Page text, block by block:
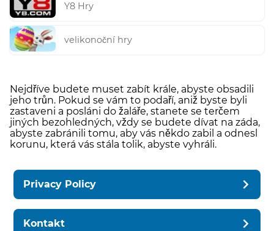
Y8 Hry
velikonoční hry
Nejdříve budete muset zabít krále, abyste obsadili
jeho trůn. Pokud se vám to podaří, aniž byste byli
zastaveni a posláni do žaláře, stanete se terčem
jiných bezohledných, vždy se budete dívat na záda,
abyste zabránili tomu, aby vás někdo zabil a odnesl
korunu, která vás stála tolik, abyste vyhráli.
Privacy Policy
Kontakt